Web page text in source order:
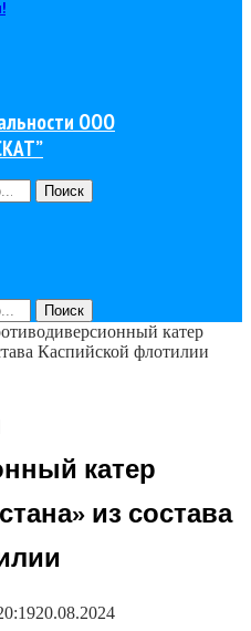
ООО
Поиск
Поиск
катер
Каспийской флотилии
катер
из состава
20.08.2024